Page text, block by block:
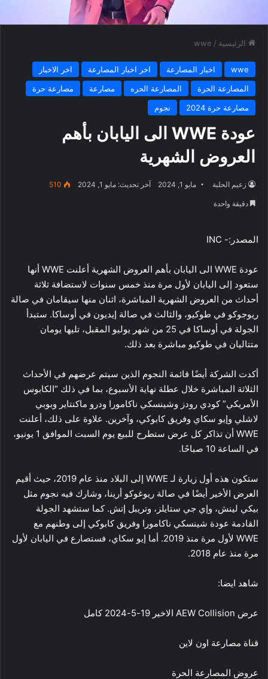
الرئيسية /
wwe
wwe اخبار المصارعة اخر اخبار المصارعة
اخر الاخبار
المصارعة الحرة
المصارعة الحره مصارعة
مصارعة حرة
مصارعة حرة 2024
نجوم
عودة WWE الى اليابان بأهم
العروض الشهرية
زعيم الحلبة مايو 1, 2024 آخر تحديث: مايو 1, 2024 510
دقيقة واحدة
المصدر:- INC
عودة WWE الى اليابان بأهم العروض الشهرية أعلنت WWE أنها
ستعود إلى اليابان لأول مرة منذ خمس سنوات لاستضافة ثلاثة
أحداث من العروض الشهرية المباشرة، اثنان منها سيقامان في صالة
ريوجوكو في طوكيو، والثالث في صالة إيديون في أوساكا. ستبدأ
الجولة في أوساكا في 25 من شهر يوليو المقبل، تليها يومان
متتاليان في طوكيو مباشرة بعد ذلك.
أكدت الشركة أيضًا قائمة النجوم الذين سيتم عرضهم في الأحداث
الثلاثة المباشرة خلال عطلة نهاية الأسبوع، بما في ذلك “الكابوس
الأمريكي” كودي رودز وشينسكي ناكامورا ودرو ماكنتاير وبوبي
لاشلي وإيو سكاي وفريق كابوكي، وآخرين. علاوة على ذلك، أعلنت
WWE أن تذاكر كل عرض ستطرح للبيع يوم السبت الموافق 1 يونيو،
في الساعة 10 صباحًا.
ستكون هذه أول زيارة لـ WWE إلى البلاد منذ عام 2019، حيث أقيم
العرض الأخير أيضًا في صالة ريوغوكو أرينا، وشارك فيه نجوم مثل
بيكي لينش، وإي جي ستايلز، وتريبل إتش. كما ستشهد الجولة
القادمة عودة شينسكي ناكامورا وفريق كابوكي إلى وطنهم مع
WWE لأول مرة منذ 2019. أما إيو سكاي، فستصارع في اليابان لأول
مرة منذ عام 2018.
شاهد ايضا:
عرض AEW Collision الاخير 19-5-2024 كامل
قناة مصارعة اون لاين
عروض المصارعة الحرة